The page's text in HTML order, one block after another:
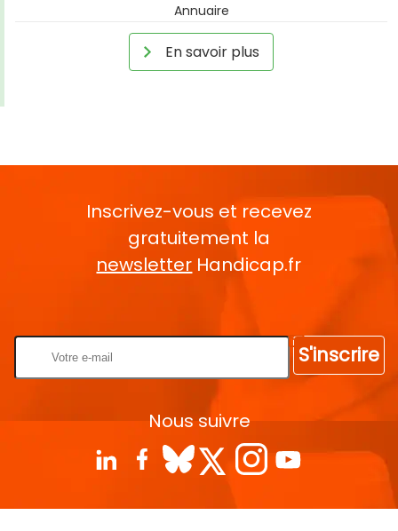
Annuaire
En savoir plus
Inscrivez-vous et recevez
gratuitement la
newsletter Handicap.fr
S'inscrire
Nous suivre